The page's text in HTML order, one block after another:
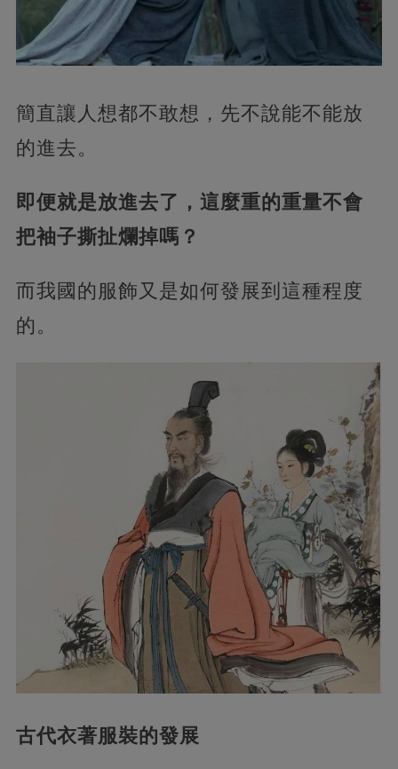
簡直讓人想都不敢想，先不說能不能放
的進去。
即便就是放進去了，這麼重的重量不會
把袖子撕扯爛掉嗎？
而我國的服飾又是如何發展到這種程度
的。
古代衣著服裝的發展